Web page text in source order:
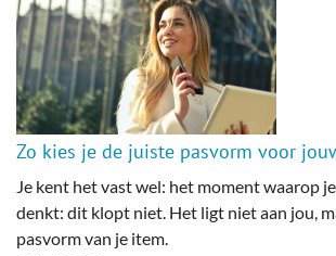
Zo kies je de juiste pasvorm voor
Je kent het vast wel: het moment waarop
denkt: dit klopt niet. Het ligt niet aan jou,
pasvorm van je item.